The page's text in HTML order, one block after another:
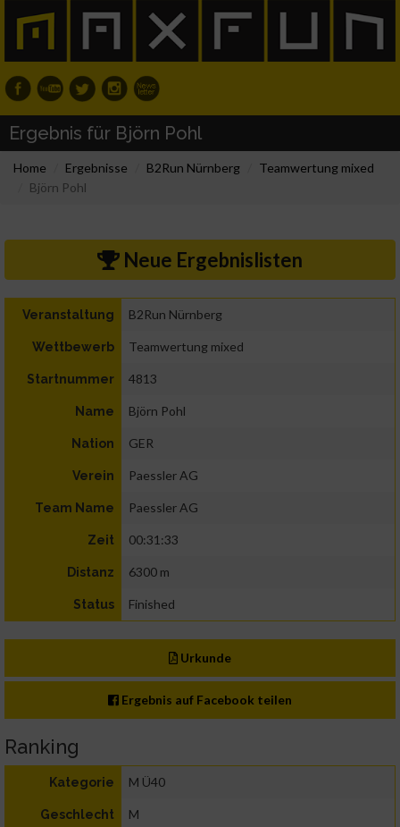
Ergebnis für Björn Pohl
Home Ergebnisse B2Run Nürnberg
Teamwertung mixed
Björn Pohl
Neue Ergebnislisten
Veranstaltung B2Run Nürnberg
Wettbewerb Teamwertung mixed
Startnummer 4813
Name Björn Pohl
Nation GER
Verein Paessler AG
Team Name Paessler AG
Zeit 00:31:33
Distanz 6300 m
Status Finished
Urkunde
Ergebnis auf Facebook teilen
Ranking
Kategorie M Ü40
Geschlecht M